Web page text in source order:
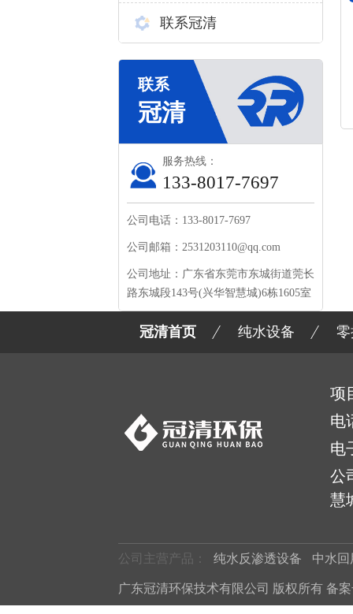
联系冠清
服务热线：
133-8017-7697
公司电话：133-8017-7697
公司邮箱：2531203110@qq.com
公司地址：广东省东莞市东城街道莞长
路东城段143号(兴华智慧城)6栋1605室
冠清首页 纯水设备
项
电
电
公
慧
公司主营产品： 纯水反渗透设备 中水回
广东冠清环保技术有限公司 版权所有 备